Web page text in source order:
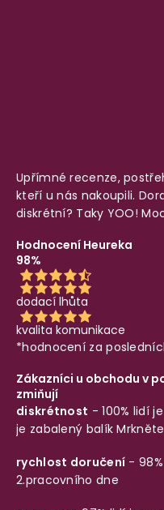
Upřímné recenze,
kteří u nás nakoupili.
diskrétní? Taky YOO!
Hodnocení Heureka
98%
dodací lhůta
kvalita komunikace
*hodnocení za
Zákazníci u obchodu v
zmiňují
diskrétnost - 100% lidí
je zabalený balík
rychlost doručení -
2.pracovního dne